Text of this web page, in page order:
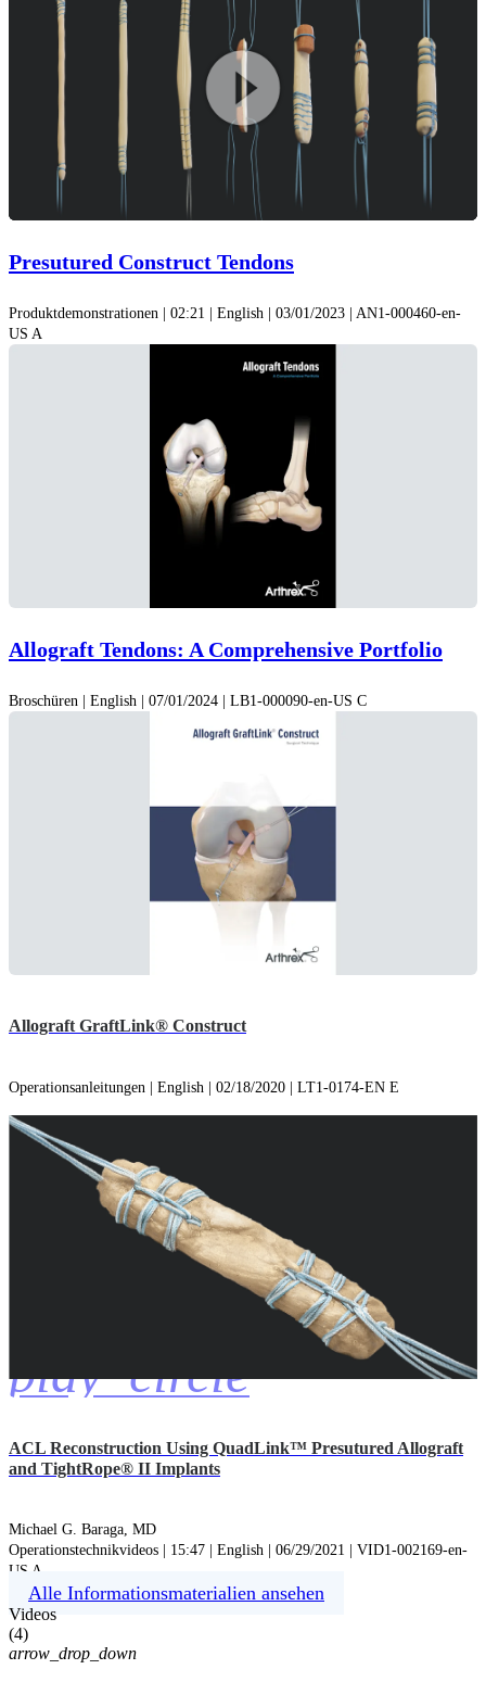
2010;92(14):2402-2408. doi:10.2106/JBJS.I.00456
Haftungsausschluss: Allograft-Produktangebote hängen von der
individuellen Länderzulassung und der Produktverfügbarkeit ab.
Play
Video
Presutured Construct Tendons
Produktdemonstrationen | 02:21 | English | 03/01/2023 | AN1-000460-en-
US A
Allograft Tendons: A Comprehensive Portfolio
Broschüren | English | 07/01/2024 | LB1-000090-en-US C
Allograft GraftLink® Construct
Operationsanleitungen | English | 02/18/2020 | LT1-0174-EN E
play_circle
ACL Reconstruction Using QuadLink™ Presutured Allograft
and TightRope® II Implants
Michael G. Baraga, MD
Operationstechnikvideos | 15:47 | English | 06/29/2021 | VID1-002169-en-
US A
Alle Informationsmaterialien ansehen
Videos
(4)
arrow_drop_down